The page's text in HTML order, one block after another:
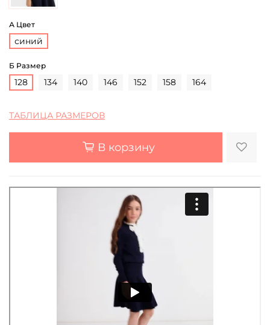
А Цвет
синий
Б Размер
128 134 140 146 152 158 164
ТАБЛИЦА РАЗМЕРОВ
В корзину